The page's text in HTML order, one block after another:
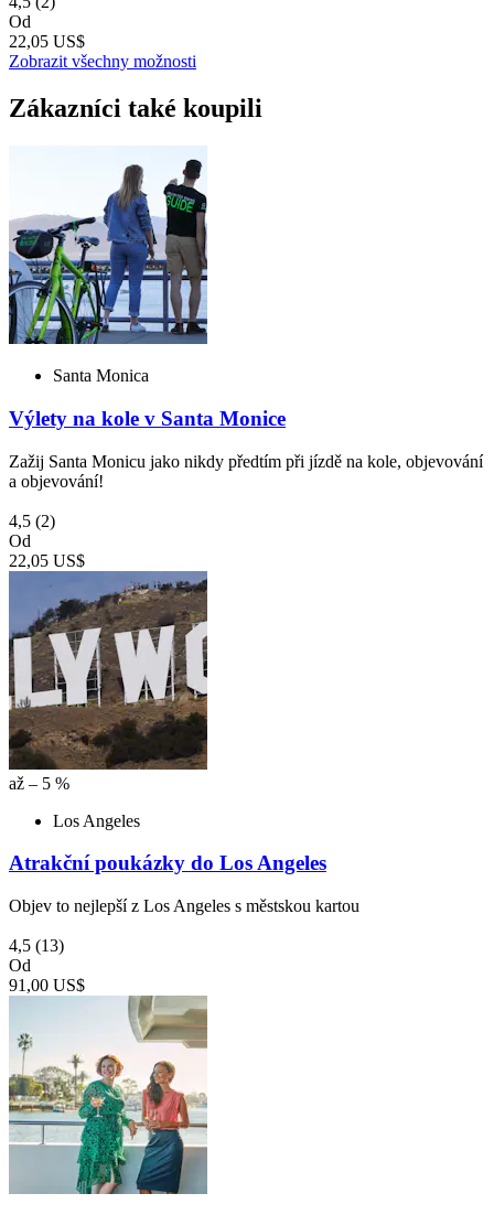
Od
22,05 US$
Zobrazit všechny možnosti
Zákazníci také koupili
Santa Monica
Výlety na kole v Santa Monice
Zažij Santa Monicu jako nikdy předtím při jízdě na kole, objevování
a objevování!
4,5 (2)
Od
22,05 US$
až – 5 %
Los Angeles
Atrakční poukázky do Los Angeles
Objev to nejlepší z Los Angeles s městskou kartou
4,5 (13)
Od
91,00 US$